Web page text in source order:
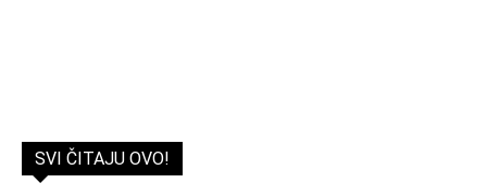
SVI ČITAJU OVO!